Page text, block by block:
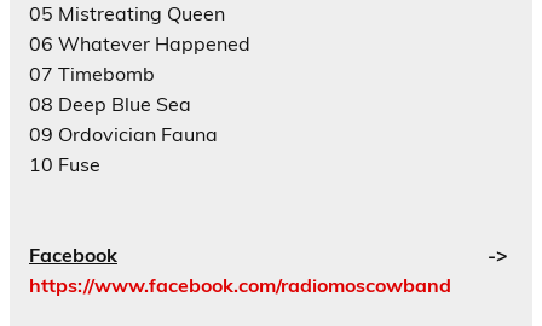
05 Mistreating Queen
06 Whatever Happened
07 Timebomb
08 Deep Blue Sea
09 Ordovician Fauna
10 Fuse
Facebook ->
https://www.facebook.com/radiomoscowband